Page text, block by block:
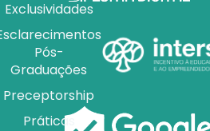
Exclusividades
Pós-
Graduações
Preceptorship
Práticas